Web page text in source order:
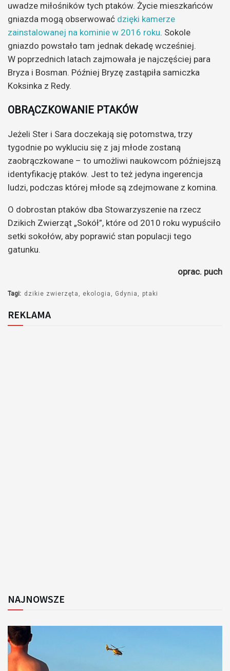
uwadze miłośników tych ptaków. Życie mieszkańców
gniazda mogą obserwować dzięki kamerze
zainstalowanej na kominie w 2016 roku. Sokole
gniazdo powstało tam jednak dekadę wcześniej.
W poprzednich latach zajmowała je najczęściej para
Bryza i Bosman. Później Bryzę zastąpiła samiczka
Koksinka z Redy.
OBRĄCZKOWANIE PTAKÓW
Jeżeli Ster i Sara doczekają się potomstwa, trzy
tygodnie po wykluciu się z jaj młode zostaną
zaobrączkowane – to umożliwi naukowcom późniejszą
identyfikację ptaków. Jest to też jedyna ingerencja
ludzi, podczas której młode są zdejmowane z komina.
O dobrostan ptaków dba Stowarzyszenie na rzecz
Dzikich Zwierząt „Sokół”, które od 2010 roku wypuściło
setki sokołów, aby poprawić stan populacji tego
gatunku.
oprac. puch
Tagi: dzikie zwierzęta ekologia Gdynia ptaki
REKLAMA
NAJNOWSZE